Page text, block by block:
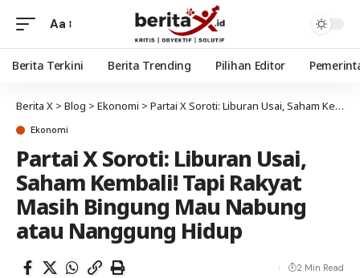
Aa
Berita Terkini Berita Trending Pilihan Editor
Berita X > Blog > Ekonomi > Partai X Soroti: Liburan Usai, Saham Kembali! Tapi Rakyat Masih Bingung Mau Nabung atau Nanggung Hidup
Ekonomi
Partai X Soroti: Liburan Usai,
Saham Kembali! Tapi Rakyat
Masih Bingung Mau Nabung
atau Nanggung Hidup
2 Min Read